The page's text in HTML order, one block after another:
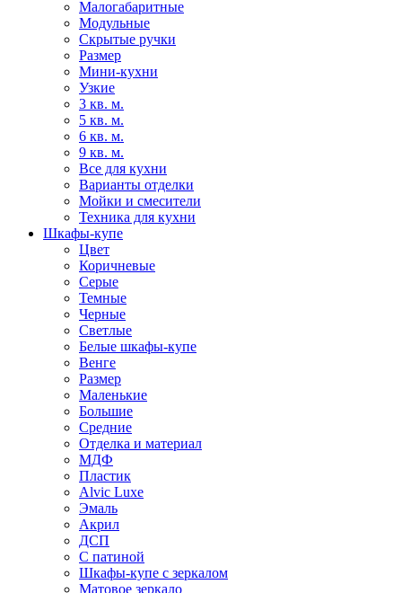
Малогабаритные
Модульные
Скрытые ручки
Размер
Мини-кухни
Узкие
3 кв. м.
5 кв. м.
6 кв. м.
9 кв. м.
Все для кухни
Варианты отделки
Мойки и смесители
Техника для кухни
Шкафы-купе
Цвет
Коричневые
Серые
Темные
Черные
Светлые
Белые шкафы-купе
Венге
Размер
Маленькие
Большие
Средние
Отделка и материал
МДФ
Пластик
Alvic Luxe
Эмаль
Акрил
ДСП
С патиной
Шкафы-купе с зеркалом
Матовое зеркало